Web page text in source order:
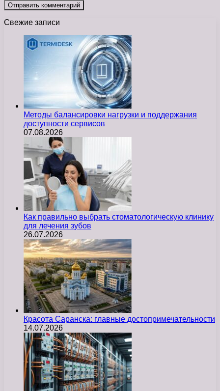
Свежие записи
Методы балансировки нагрузки и поддержания
доступности сервисов
07.08.2026
Как правильно выбрать стоматологическую клинику
для лечения зубов
26.07.2026
Красота Саранска: главные достопримечательности
14.07.2026